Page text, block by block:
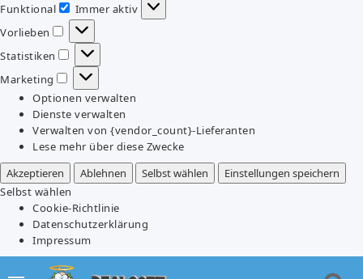
Funktional
Funktional
Immer aktiv
Vorlieben
Vorlieben
Statistiken
Statistiken
Marketing
Marketing
Optionen verwalten
Dienste verwalten
Verwalten von {vendor_count}-Lieferanten
Lese mehr über diese Zwecke
Akzeptieren
Ablehnen Selbst wählen
Einstellungen speichern
Selbst wählen
Cookie-Richtlinie
Datenschutzerklärung
Impressum